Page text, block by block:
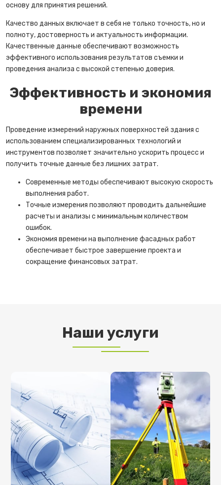
основу для принятия решений.
Качество данных включает в себя не только точность, но и
полноту, достоверность и актуальность информации.
Качественные данные обеспечивают возможность
эффективного использования результатов съемки и
проведения анализа с высокой степенью доверия.
Эффективность и экономия
времени
Проведение измерений наружных поверхностей здания с
использованием специализированных технологий и
инструментов позволяет значительно ускорить процесс и
получить точные данные без лишних затрат.
Современные методы обеспечивают высокую скорость
выполнения работ.
Точные измерения позволяют проводить дальнейшие
расчеты и анализы с минимальным количеством
ошибок.
Экономия времени на выполнение фасадных работ
обеспечивает быстрое завершение проекта и
сокращение финансовых затрат.
Наши услуги